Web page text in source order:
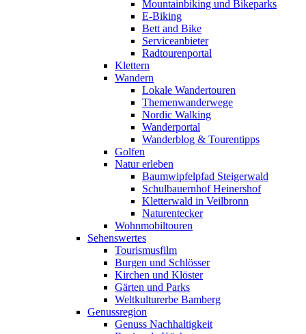
Mountainbiking und Bikeparks
E-Biking
Bett and Bike
Serviceanbieter
Radtourenportal
Klettern
Wandern
Lokale Wandertouren
Themenwanderwege
Nordic Walking
Wanderportal
Wanderblog & Tourentipps
Golfen
Natur erleben
Baumwipfelpfad Steigerwald
Schulbauernhof Heinershof
Kletterwald in Veilbronn
Naturentecker
Wohnmobiltouren
Sehenswertes
Tourismusfilm
Burgen und Schlösser
Kirchen und Klöster
Gärten und Parks
Weltkulturerbe Bamberg
Genussregion
Genuss Nachhaltigkeit